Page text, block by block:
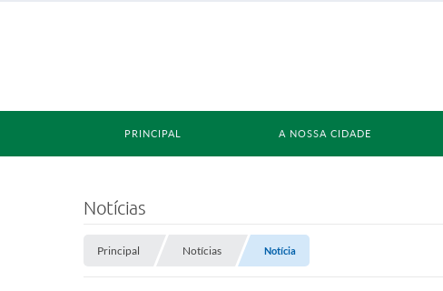
PRINCIPAL A NOSSA CIDADE
Notícias
Principal Notícias Notícia